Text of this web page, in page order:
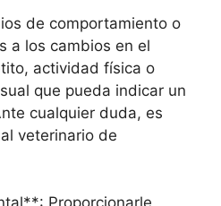
de comportamiento o
a los cambios en el
actividad física o
que pueda indicar un
cualquier duda, es
veterinario de